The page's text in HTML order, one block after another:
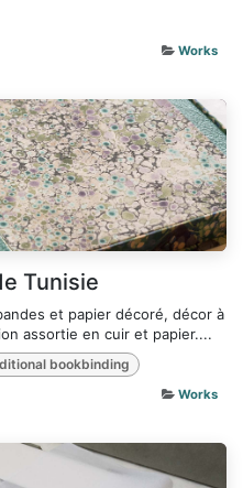
Works
Tunisie
et papier décoré, décor à
assortie en cuir et papier....
bookbinding
Works